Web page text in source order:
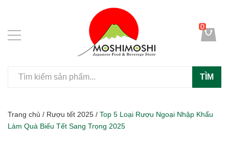
TÌM
0
Trang chủ / Rượu tết 2025 / Top 5 Loại Rượu Ngoại Nhập Khẩu
Làm Quà Biếu Tết Sang Trọng 2025